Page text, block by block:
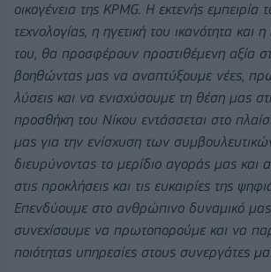
οικογένεια της KPMG. Η εκτενής εμπειρία
τεχνολογίας, η ηγετική του ικανότητα και
του, θα προσφέρουν προστιθέμενη αξία
βοηθώντας μας να αναπτύξουμε νέες,
λύσεις και να ενισχύσουμε τη θέση μας
προσθήκη του Νίκου εντάσσεται στο
μας για την ενίσχυση των
διευρύνοντας το μερίδιο αγοράς μας και
στις προκλήσεις και τις ευκαιρίες της
Επενδύουμε στο ανθρώπινο δυναμικό
συνεχίσουμε να πρωτοπορούμε και να
ποιότητας υπηρεσίες στους συνεργάτες